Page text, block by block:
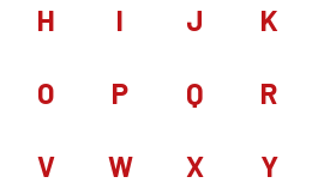
H I J K
O P Q R
V W X Y